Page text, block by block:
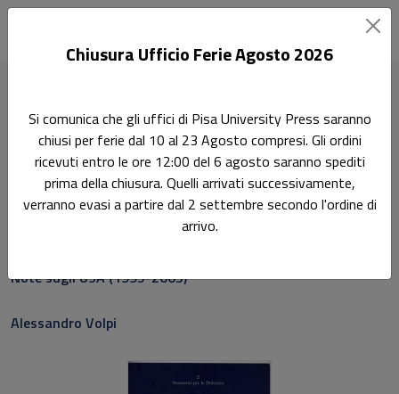
America first and American pie: primi e soli
Ricerca
America first and American
pie: primi e soli
Note sugli USA (1995-2003)
Alessandro Volpi
Chiusura Ufficio Ferie Agosto 2026
Si comunica che gli uffici di Pisa University Press saranno
chiusi per ferie dal 10 al 23 Agosto compresi. Gli ordini
ricevuti entro le ore 12:00 del 6 agosto saranno spediti
prima della chiusura. Quelli arrivati successivamente,
verranno evasi a partire dal 2 settembre secondo l'ordine di
arrivo.